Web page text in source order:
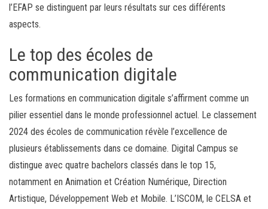
l’EFAP se distinguent par leurs résultats sur ces différents
aspects.
Le top des écoles de
communication digitale
Les formations en communication digitale s’affirment comme un
pilier essentiel dans le monde professionnel actuel. Le classement
2024 des écoles de communication révèle l’excellence de
plusieurs établissements dans ce domaine. Digital Campus se
distingue avec quatre bachelors classés dans le top 15,
notamment en Animation et Création Numérique, Direction
Artistique, Développement Web et Mobile. L’ISCOM, le CELSA et